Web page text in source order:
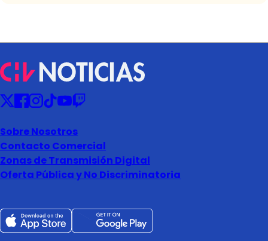
Sobre Nosotros
Contacto Comercial
Zonas de Transmisión Digital
Oferta Pública y No Discriminatoria